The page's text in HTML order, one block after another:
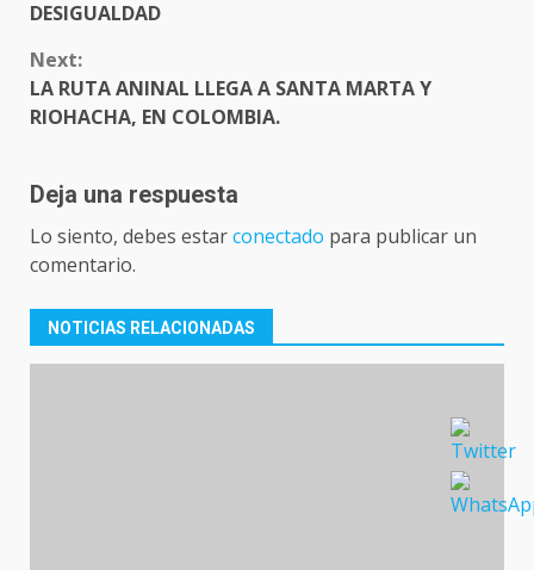
DESIGUALDAD
Next:
LA RUTA ANINAL LLEGA A SANTA MARTA Y
RIOHACHA, EN COLOMBIA.
Deja una respuesta
Lo siento, debes estarconectado para publicar un
comentario.
NOTICIAS RELACIONADAS